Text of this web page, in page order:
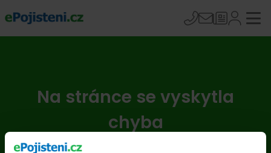
Na stránce se vyskytla
chyba